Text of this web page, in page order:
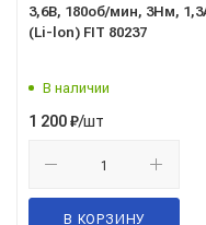
3,6В, 180об/мин, 3Нм,
(Li-lon) FIT 80237
В наличии
1 200₽/шт
В КОРЗИНУ